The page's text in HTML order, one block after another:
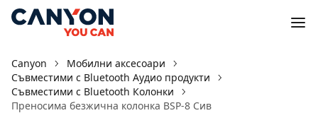
Canyon
Мобилни аксесоари
Съвместими с Bluetooth Аудио продукти
Съвместими с Bluetooth Колонки
Преносимa безжична колонка BSP-8 Сив